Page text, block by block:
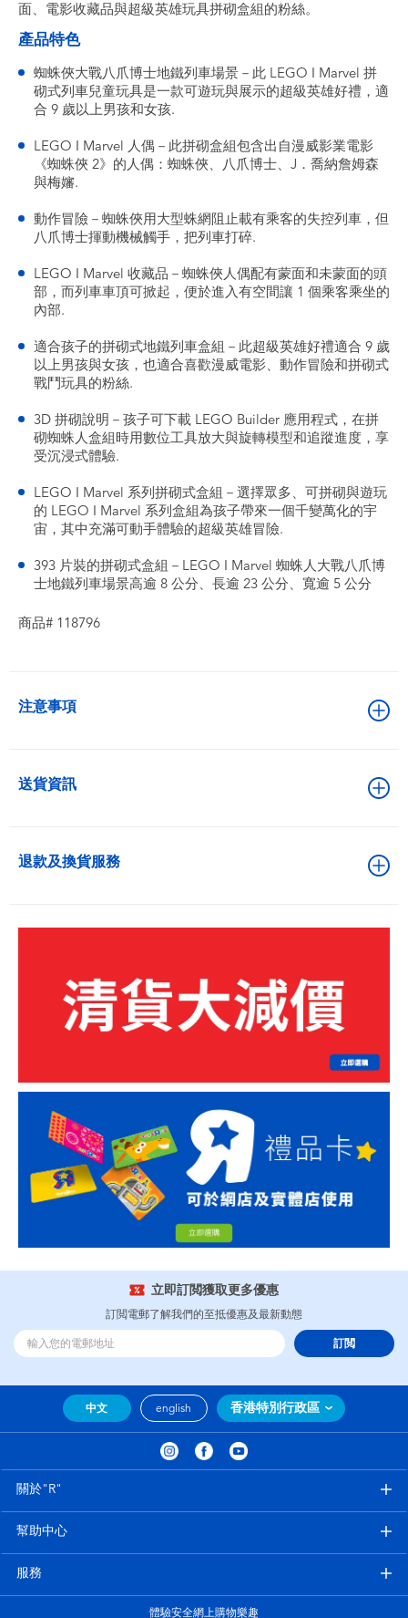
面、電影收藏品與超級英雄玩具拼砌盒組的粉絲。
產品特色
蜘蛛俠大戰八爪博士地鐵列車場景－此 LEGO ǀ Marvel 拼
砌式列車兒童玩具是一款可遊玩與展示的超級英雄好禮，適
合 9 歲以上男孩和女孩.
LEGO ǀ Marvel 人偶－此拼砌盒組包含出自漫威影業電影
《蜘蛛俠 2》的人偶：蜘蛛俠、八爪博士、J．喬納詹姆森
與梅嬸.
動作冒險－蜘蛛俠用大型蛛網阻止載有乘客的失控列車，但
八爪博士揮動機械觸手，把列車打碎.
LEGO ǀ Marvel 收藏品－蜘蛛俠人偶配有蒙面和未蒙面的頭
部，而列車車頂可掀起，便於進入有空間讓 1 個乘客乘坐的
內部.
適合孩子的拼砌式地鐵列車盒組－此超級英雄好禮適合 9 歲
以上男孩與女孩，也適合喜歡漫威電影、動作冒險和拼砌式
戰鬥玩具的粉絲.
3D 拼砌說明－孩子可下載 LEGO Builder 應用程式，在拼
砌蜘蛛人盒組時用數位工具放大與旋轉模型和追蹤進度，享
受沉浸式體驗.
LEGO ǀ Marvel 系列拼砌式盒組－選擇眾多、可拼砌與遊玩
的 LEGO ǀ Marvel 系列盒組為孩子帶來一個千變萬化的宇
宙，其中充滿可動手體驗的超級英雄冒險.
393 片裝的拼砌式盒組－LEGO ǀ Marvel 蜘蛛人大戰八爪博
士地鐵列車場景高逾 8 公分、長逾 23 公分、寬逾 5 公分
商品# 118796
注意事項
送貨資訊
退款及換貨服務
立即訂閲獲取更多優惠
訂閲電郵了解我們的至抵優惠及最新動態
訂閲
中文 english 香港特別行政區
關於"R"
幫助中心
服務
體驗安全網上購物樂趣